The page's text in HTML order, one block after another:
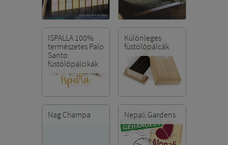
nem vízzel - pl. homokba vagy földbe dugni az izzó
részét),ha úgy érezzük, kezdünk megtelni az
illatával, füstjével. Ezt követően bármikor újra
meggyújtható !
ISPALLA 100%
természetes Palo
Santo
füstölőpálcikák
Különleges
füstölőpálcák
Nag Champa Nepali Gardens